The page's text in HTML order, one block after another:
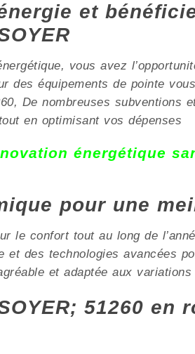
et
vous avez
des équipements de pointe
De nombreuses
en optimisant vos dépenses
énergétique
pour une
le confort tout au long de
des technologies avancées
et adaptée aux
51260